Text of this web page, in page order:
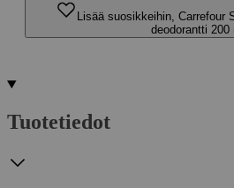
Lisää suosikkeihin, Carrefour
deodorantti 200
Tuotetiedot